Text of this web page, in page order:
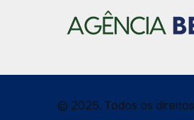
© 2025, Todos os